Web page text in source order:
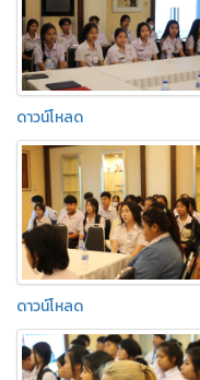
ดาวน์โหลด
ดาวน์โหลด